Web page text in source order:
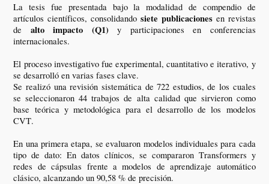
La tesis fue presentada bajo la modalidad de compendio de
artículos científicos, consolidando siete publicacionesen revistas
de alto impacto (Q1)y participaciones en conferencias
internacionales.
El proceso investigativo fue experimental, cuantitativo e iterativo, y
se desarrolló en varias fases clave.
Se realizó una revisión sistemática de 722 estudios, de los cuales
se seleccionaron 44 trabajos de alta calidad que sirvieron como
base teórica y metodológica para el desarrollo de los modelos
CVT.
En una primera etapa, se evaluaron modelos individuales para cada
tipo de dato: En datos clínicos, se compararon Transformers y
redes de cápsulas frente a modelos de aprendizaje automático
clásico, alcanzando un 90,58 % de precisión.